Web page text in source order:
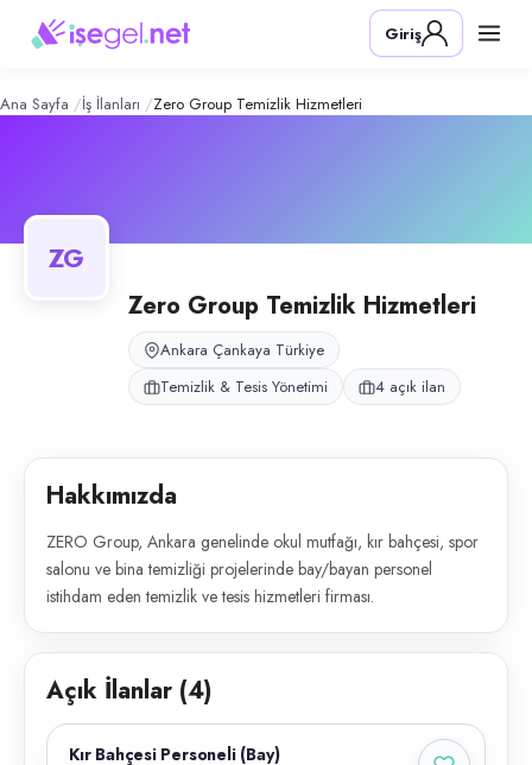
Group Temizlik Hizmetleri –
Konum:
ZERO Group, Ankara genelinde okul mutfağı, kır bahçesi, spor
Bina Temizlik Personeli (Bay)
Giriş
Ana Sayfa İş İlanları Zero Group Temizlik Hizmetleri
ZG
Zero Group Temizlik Hizmetleri
Ankara Çankaya Türkiye
Temizlik & Tesis Yönetimi
4 açık ilan
Hakkımızda
ZERO Group, Ankara genelinde okul mutfağı, kır bahçesi, spor
salonu ve bina temizliği projelerinde bay/bayan personel
istihdam eden temizlik ve tesis hizmetleri firması.
Açık İlanlar (4)
Kır Bahçesi Personeli (Bay)